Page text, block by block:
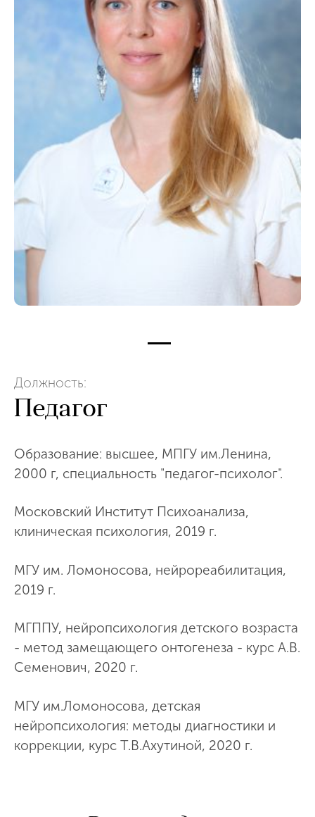
Должность:
Педагог
Образование: высшее, МПГУ им.Ленина,
2000 г, специальность "педагог-психолог".
Московский Институт Психоанализа,
клиническая психология, 2019 г.
МГУ им. Ломоносова, нейрореабилитация,
2019 г.
МГППУ, нейропсихология детского возраста
- метод замещающего онтогенеза - курс А.В.
Семенович, 2020 г.
МГУ им.Ломоносова, детская
нейропсихология: методы диагностики и
коррекции, курс Т.В.Ахутиной, 2020 г.